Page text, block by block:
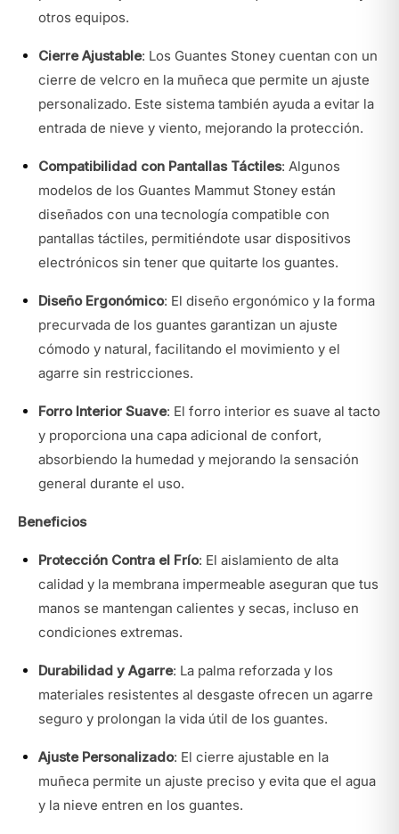
otros equipos.
Cierre Ajustable: Los Guantes Stoney cuentan con un
cierre de velcro en la muñeca que permite un ajuste
personalizado. Este sistema también ayuda a evitar la
entrada de nieve y viento, mejorando la protección.
Compatibilidad con Pantallas Táctiles: Algunos
modelos de los Guantes Mammut Stoney están
diseñados con una tecnología compatible con
pantallas táctiles, permitiéndote usar dispositivos
electrónicos sin tener que quitarte los guantes.
Diseño Ergonómico: El diseño ergonómico y la forma
precurvada de los guantes garantizan un ajuste
cómodo y natural, facilitando el movimiento y el
agarre sin restricciones.
Forro Interior Suave: El forro interior es suave al tacto
y proporciona una capa adicional de confort,
absorbiendo la humedad y mejorando la sensación
general durante el uso.
Beneficios
Protección Contra el Frío: El aislamiento de alta
calidad y la membrana impermeable aseguran que tus
manos se mantengan calientes y secas, incluso en
condiciones extremas.
Durabilidad y Agarre: La palma reforzada y los
materiales resistentes al desgaste ofrecen un agarre
seguro y prolongan la vida útil de los guantes.
Ajuste Personalizado: El cierre ajustable en la
muñeca permite un ajuste preciso y evita que el agua
y la nieve entren en los guantes.